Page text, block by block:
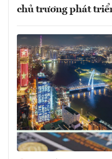
chủ trương phát